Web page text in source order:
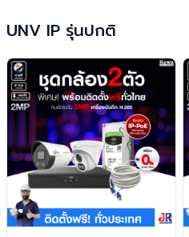
UNV IP รุ่นปกติ